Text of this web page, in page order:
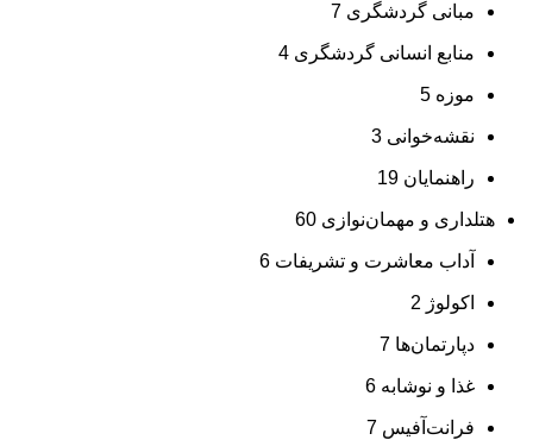
مبانی گردشگری 7
منابع انسانی گردشگری 4
موزه 5
نقشه‌خوانی 3
راهنمایان 19
هتلداری و مهمان‌نوازی 60
آداب معاشرت و تشریفات 6
اکولوژ 2
دپارتمان‌ها 7
غذا و نوشابه 6
فرانت‌آفیس 7